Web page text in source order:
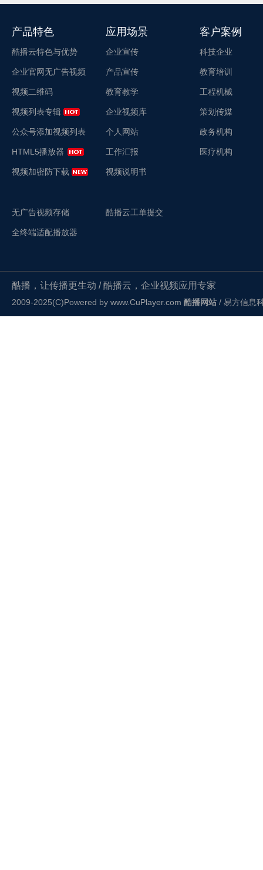
产品特色
酷播云特色与优势
企业官网无广告视频
视频二维码
视频列表专辑
公众号添加视频列表
HTML5播放器
视频加密防下载
无广告视频存储
全终端适配播放器
应用场景
企业宣传
产品宣传
教育教学
企业视频库
个人网站
工作汇报
视频说明书
酷播云工单提交
客户案例
科技企业
教育培训
工程机械
策划传媒
政务机构
医疗机构
酷播，让传播更生动 / 酷播云，企业视频应用专家
2009-2025(C)Powered by www.CuPlayer.com 酷播网站 / 易方信息